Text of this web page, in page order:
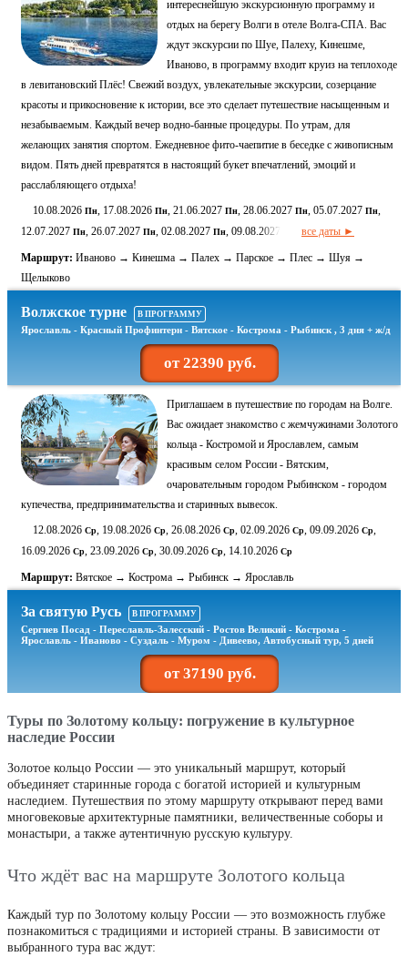
Туры по Золотому кольцу: погружение в культурное
наследие России
Золотое кольцо России — это уникальный маршрут, который
объединяет старинные города с богатой историей и культурным
наследием. Путешествия по этому маршруту открывают перед вами
многовековые архитектурные памятники, величественные соборы и
монастыри, а также аутентичную русскую культуру.
Что ждёт вас на маршруте Золотого кольца
Каждый тур по Золотому кольцу России — это возможность глубже
познакомиться с традициями и историей страны. В зависимости от
выбранного тура вас ждут: